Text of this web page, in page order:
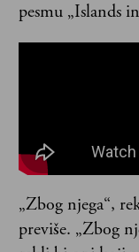
pesmu „Islands
„Zbog njega“,
previše. „Zbog